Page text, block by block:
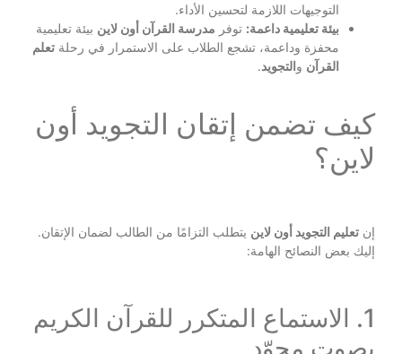
التوجيهات اللازمة لتحسين الأداء.
بيئة تعليمية داعمة: توفر مدرسة القرآن أون لاين بيئة تعليمية
محفزة وداعمة، تشجع الطلاب على الاستمرار في رحلة تعلم
القرآن والتجويد.
كيف تضمن إتقان التجويد أون
لاين؟
إن تعليم التجويد أون لاين يتطلب التزامًا من الطالب لضمان الإتقان.
إليك بعض النصائح الهامة:
1. الاستماع المتكرر للقرآن الكريم